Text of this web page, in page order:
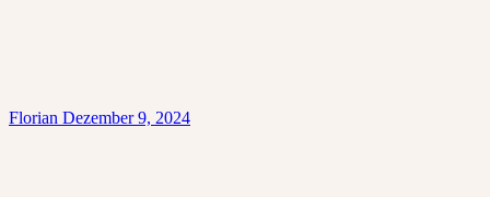
Florian Dezember 9, 2024